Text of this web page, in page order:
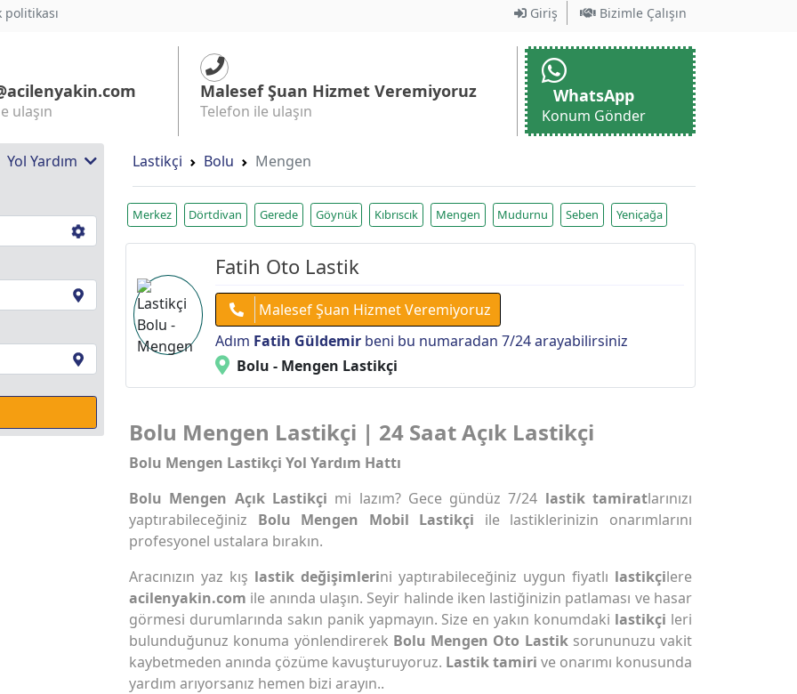
Giriş Bizimle Çalışın
ulaşın
Malesef Şuan Hizmet Veremiyoruz
Telefon ile ulaşın
WhatsApp
Konum Gönder
Yardım Lastikçi Bolu Mengen
Merkez Dörtdivan Gerede Göynük Kıbrıscık Mengen Mudurnu Seben Yeniçağa
Fatih Oto Lastik
Malesef Şuan Hizmet Veremiyoruz
Adım Fatih Güldemir beni bu numaradan 7/24 arayabilirsiniz
Bolu - Mengen Lastikçi
Bolu Mengen Lastikçi | 24 Saat Açık Lastikçi
Bolu Mengen Lastikçi Yol Yardım Hattı
Bolu Mengen Açık Lastikçi mi lazım? Gece gündüz 7/24 lastik tamiratlarınızı
yaptırabileceğiniz Bolu Mengen Mobil Lastikçi ile lastiklerinizin onarımlarını
profesyonel ustalara bırakın.
Aracınızın yaz kış lastik değişimlerini yaptırabileceğiniz uygun fiyatlı lastikçilere
acilenyakin.com ile anında ulaşın. Seyir halinde iken lastiğinizin patlaması ve hasar
görmesi durumlarında sakın panik yapmayın. Size en yakın konumdaki lastikçi leri
bulunduğunuz konuma yönlendirerek Bolu Mengen Oto Lastiksorununuzu vakit
kaybetmeden anında çözüme kavuşturuyoruz. Lastik tamiri ve onarımı konusunda
yardım arıyorsanız hemen bizi arayın..